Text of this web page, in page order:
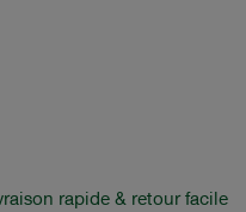
rapide & retour facile